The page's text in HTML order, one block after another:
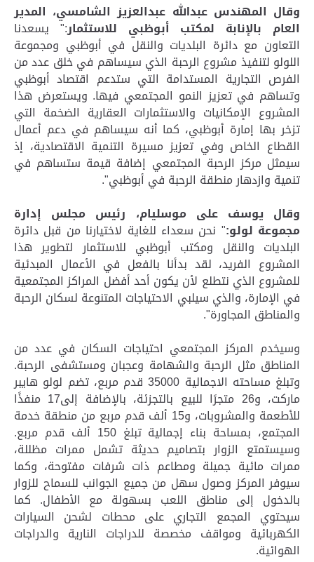
وقال المهندس عبدالله عبدالعزيز الشامسي، المدير
العام بالإنابة لمكتب أبوظبي للاستثمار:" يسعدنا
التعاون مع دائرة البلديات والنقل في أبوظبي ومجموعة
اللولو لتنفيذ مشروع الرحبة الذي سيساهم في خلق عدد من
الفرص التجارية المستدامة التي ستدعم اقتصاد أبوظبي
وتساهم في تعزيز النمو المجتمعي فيها. ويستعرض هذا
المشروع الإمكانيات والاستثمارات العقارية الضخمة التي
تزخر بها إمارة أبوظبي، كما أنه سيساهم في دعم أعمال
القطاع الخاص وفي تعزيز مسيرة التنمية الاقتصادية، إذ
سيمثل مركز الرحبة المجتمعي إضافة قيمة ستساهم في
تنمية وازدهار منطقة الرحبة في أبوظبي".
وقال يوسف على موسليام، رئيس مجلس إدارة
مجموعة لولو:" نحن سعداء للغاية لاختيارنا من قبل دائرة
البلديات والنقل ومكتب أبوظبي للاستثمار لتطوير هذا
المشروع الفريد، لقد بدأنا بالفعل في الأعمال المبدئية
للمشروع الذي نتطلع لأن يكون أحد أفضل المراكز المجتمعية
في الإمارة، والذي سيلبي الاحتياجات المتنوعة لسكان الرحبة
والمناطق المجاورة".
وسيخدم المركز المجتمعي احتياجات السكان في عدد من
المناطق مثل الرحبة والشهامة وعجبان ومستشفى الرحبة.
وتبلغ مساحته الاجمالية 35000 قدم مربع، تضم لولو هايبر
ماركت، و26 متجرًا للبيع بالتجزئة، بالإضافة إلى17 منفذًا
للأطعمة والمشروبات، و15 ألف قدم مربع من منطقة خدمة
المجتمع، بمساحة بناء إجمالية تبلغ 150 ألف قدم مربع.
وسيستمتع الزوار بتصاميم حديثة تشمل ممرات مظللة،
ممرات مائية جميلة ومطاعم ذات شرفات مفتوحة، وكما
سيوفر المركز وصول سهل من جميع الجوانب للسماح للزوار
بالدخول إلى مناطق اللعب بسهولة مع الأطفال. كما
سيحتوي المجمع التجاري على محطات لشحن السيارات
الكهربائية ومواقف مخصصة للدراجات النارية والدراجات
الهوائية.